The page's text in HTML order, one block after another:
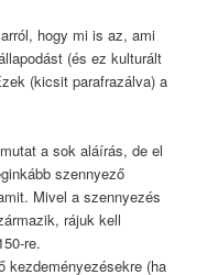
hogy mi is az, ami
(és ez kulturált
(kicsit parafrazálva) a
a sok aláírás, de el
szennyező
Mivel a szennyezés
rájuk kell
re.
kezdeményezésekre (ha